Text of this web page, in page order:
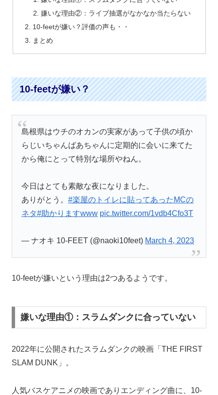
嫌いな理由②：ライブ抽選がなかなか当たらない
10-feetが嫌い？評価の声も・・
まとめ
10-feetが嫌い？
島根県はウチのオカンの実家があって子供の頃か
らじいちゃんばあちゃんに定期的に会いに来てた
から俺にとって特別な場所やねん。
今日はとても素敵な夜になりました。
ありがとう。#楽屋のトイレに貼ってあったMCの
ネタ#助かりますwww pic.twitter.com/1vdb4Cfo3T
— ナオキ 10-FEET (@naoki10feet) March 4, 2023
10-feetが嫌いという理由は2つあるようです。
嫌いな理由①：スラムダンクに合っていない
2022年に公開されたスラムダンクの映画「THE FIRST
SLAM DUNK」。
人気バスケアニメの映画でありエンディング曲に、10-